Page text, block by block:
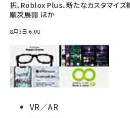
択、Roblox Plus、新たなカスタマイズ
順次展開 ほか
8月3日 6:00
VR／AR